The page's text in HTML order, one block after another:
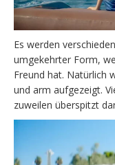
Es werden
umgekehrter Form,
Freund hat. Natürlich
und arm aufgezeigt.
zuweilen überspitzt